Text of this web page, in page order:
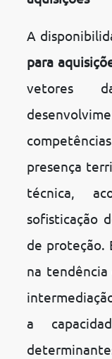
A
para
vetores
presença
técnica,
sofisticação
de proteção.
na tendência
a